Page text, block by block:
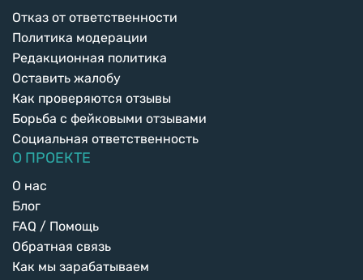
Отказ от ответственности
Политика модерации
Редакционная политика
Оставить жалобу
Как проверяются отзывы
Борьба с фейковыми отзывами
Социальная ответственность
О ПРОЕКТЕ
О нас
Блог
FAQ / Помощь
Обратная связь
Как мы зарабатываем